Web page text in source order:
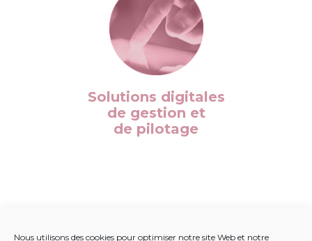
Nous utilisons des cookies pour optimiser notre site Web et notre
Solutions digitales
de gestion et
de pilotage